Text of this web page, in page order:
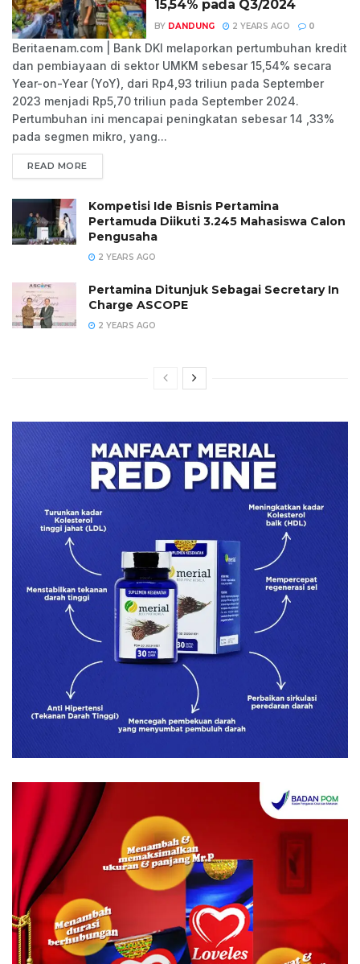
15,54% pada Q3/2024
BY DANDUNG 2 YEARS AGO 0
Beritaenam.com | Bank DKI melaporkan pertumbuhan kredit
dan pembiayaan di sektor UMKM sebesar 15,54% secara
Year-on-Year (YoY), dari Rp4,93 triliun pada September
2023 menjadi Rp5,70 triliun pada September 2024.
Pertumbuhan ini mencapai peningkatan sebesar 14 ,33%
pada segmen mikro, yang...
READ MORE
Kompetisi Ide Bisnis Pertamina
Pertamuda Diikuti 3.245 Mahasiswa Calon
Pengusaha
2 YEARS AGO
Pertamina Ditunjuk Sebagai Secretary In
Charge ASCOPE
2 YEARS AGO